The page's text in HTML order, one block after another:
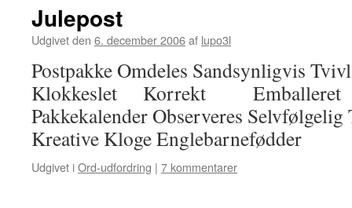
Julepost
Udgivet den 6. december 2006af lupo3l
Postpakke Omdeles Sandsynligvis
Klokkeslet Korrekt
Pakkekalender Observeres
Kreative Kloge Englebarnefødder
Udgivet iOrd-udfordring | 7 kommentarer